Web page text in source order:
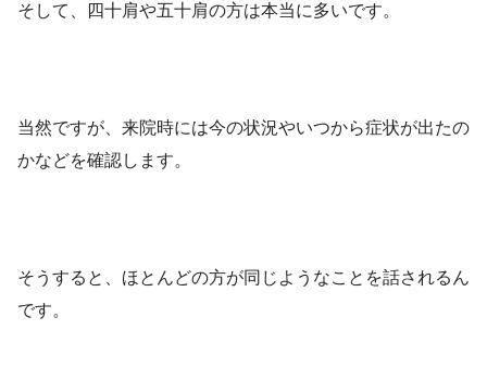
そして、四十肩や五十肩の方は本当に多いです。
当然ですが、来院時には今の状況やいつから症状が出たの
かなどを確認します。
そうすると、ほとんどの方が同じようなことを話されるん
です。